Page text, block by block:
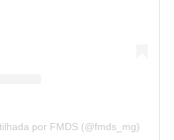
por FMDS (@fmds_mg)